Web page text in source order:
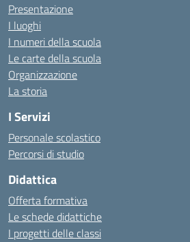
Presentazione
I luoghi
I numeri della scuola
Le carte della scuola
Organizzazione
La storia
I Servizi
Personale scolastico
Percorsi di studio
Didattica
Offerta formativa
Le schede didattiche
I progetti delle classi